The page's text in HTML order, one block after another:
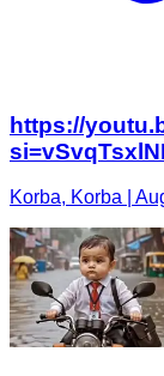
https://
Korba, Korba |